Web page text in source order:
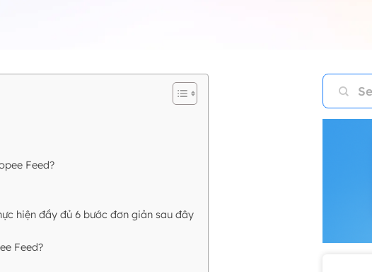
Feed?
hiện đầy đủ 6 bước đơn giản sau đây
Feed?